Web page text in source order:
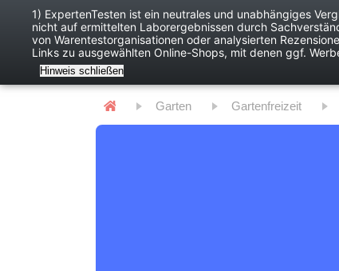
Baby
Garten Gartenfreizeit
1) ExpertenTesten ist ein neutrales und unabhängiges
nicht auf ermittelten Laborergebnissen durch
von Warentestorganisationen oder analysierten
Links zu ausgewählten Online-Shops, mit denen ggf.
Hinweis schließen